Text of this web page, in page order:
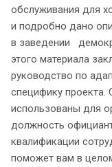
обслуживания для
и подробно дано
в заведении
этого материала
руководство по
специфику проекта.
использованы для
должность
квалификации
поможет вам в